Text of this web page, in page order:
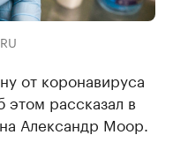
от коронавируса
этом рассказал в
Александр Моор.